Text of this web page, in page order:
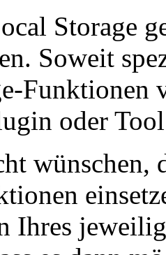
Storage
Soweit
Funktionen
oder
wünschen,
Ihres